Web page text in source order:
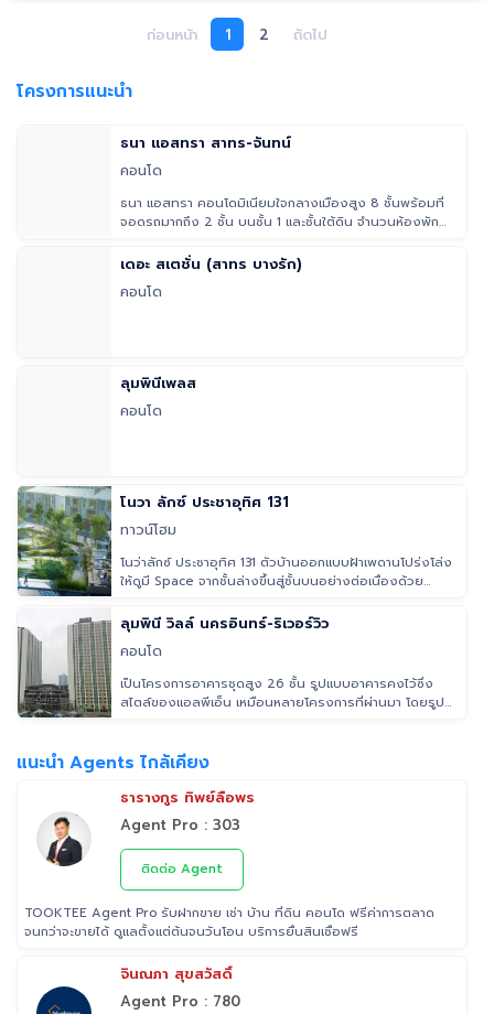
ก่อนหน้า 1 2 ถัดไป
โครงการแนะนำ
ธนา แอสทรา สาทร-จันทน์
คอนโด
ธนา แอสทรา คอนโดมิเนียมใจกลางเมืองสูง 8 ชั้นพร้อมที่
จอดรถมากถึง 2 ชั้น บนชั้น 1 และชั้นใต้ดิน จำนวนห้องพัก
เดอะ สเตชั่น (สาทร บางรัก)
คอนโด
ลุมพินีเพลส
คอนโด
โนวา ลักซ์ ประชาอุทิศ 131
ทาวน์โฮม
โนว่าลักซ์ ประชาอุทิศ 131 ตัวบ้านออกแบบฝ้าเพดานโปร่งโล่ง
ให้ดูมี Space จากชั้นล่างขึ้นสู่ชั้นบนอย่างต่อเนื่องด้วย
ลุมพินี วิลล์ นครอินทร์-ริเวอร์วิว
คอนโด
เป็นโครงการอาคารชุดสูง 26 ชั้น รูปแบบอาคารคงไว้ซึ่ง
สไตล์ของแอลพีเอ็น เหมือนหลายโครงการที่ผ่านมา โดยรูป
แนะนำ Agents ไกล้เคียง
ธารางกูร ทิพย์ลือพร
Agent Pro : 303
ติดต่อ Agent
TOOKTEE Agent Pro รับฝากขาย เช่า บ้าน ที่ดิน คอนโด ฟรีค่าการตลาด
จนกว่าจะขายได้ ดูแลตั้งแต่ต้นจนวันโอน บริการยื่นสินเชื่อฟรี
จินณภา สุขสวัสดิ์
Agent Pro : 780